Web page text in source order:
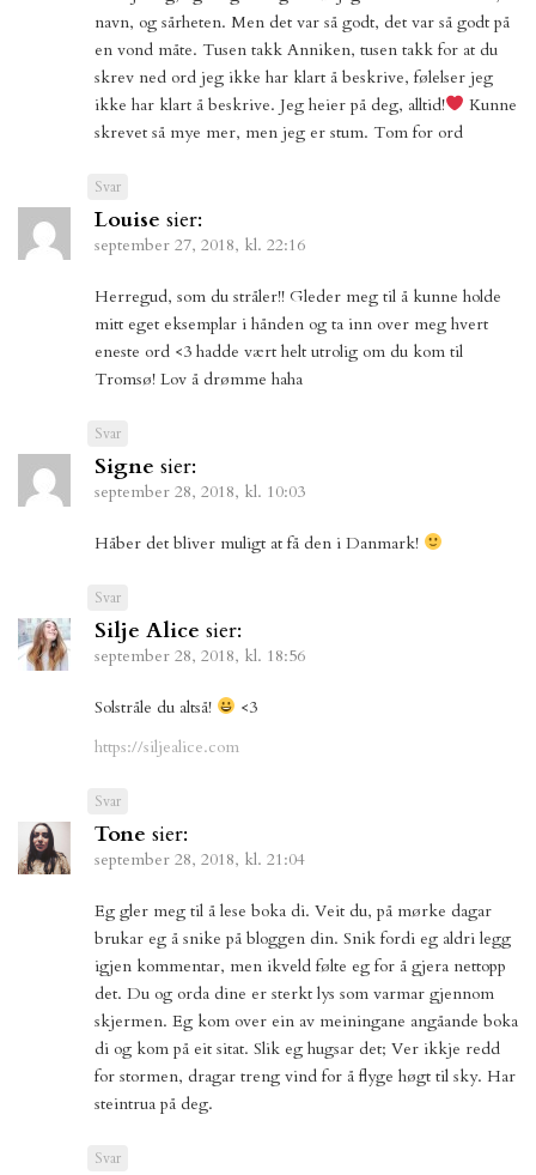
navn, og sårheten. Men det var så godt, det var så godt på
en vond måte. Tusen takk Anniken, tusen takk for at du
skrev ned ord jeg ikke har klart å beskrive, følelser jeg
ikke har klart å beskrive. Jeg heier på deg, alltid!
Kunne
skrevet så mye mer, men jeg er stum. Tom for ord
Svar
Louise sier:
september 27, 2018, kl. 22:16
Herregud, som du stråler!! Gleder meg til å kunne holde
mitt eget eksemplar i hånden og ta inn over meg hvert
eneste ord <3 hadde vært helt utrolig om du kom til
Tromsø! Lov å drømme haha
Svar
Signe sier:
september 28, 2018, kl. 10:03
Håber det bliver muligt at få den i Danmark!
Svar
Silje Alice sier:
september 28, 2018, kl. 18:56
Solstråle du altså!
<3
https://siljealice.com
Svar
Tone sier:
september 28, 2018, kl. 21:04
Eg gler meg til å lese boka di. Veit du, på mørke dagar
brukar eg å snike på bloggen din. Snik fordi eg aldri legg
igjen kommentar, men ikveld følte eg for å gjera nettopp
det. Du og orda dine er sterkt lys som varmar gjennom
skjermen. Eg kom over ein av meiningane angåande boka
di og kom på eit sitat. Slik eg hugsar det; Ver ikkje redd
for stormen, dragar treng vind for å flyge høgt til sky. Har
steintrua på deg.
Svar